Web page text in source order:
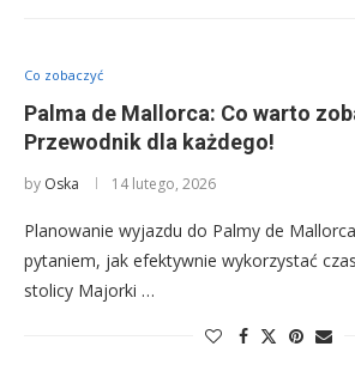
Co zobaczyć
Palma de Mallorca: Co warto
Przewodnik dla każdego!
by Oska 14 lutego, 2026
Planowanie wyjazdu do Palmy de
pytaniem, jak efektywnie wykorzystać
stolicy Majorki …